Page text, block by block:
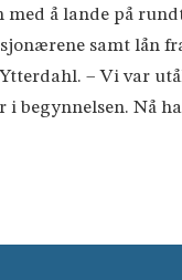
å lande på
samt lån
– Vi var
begynnelsen. Nå